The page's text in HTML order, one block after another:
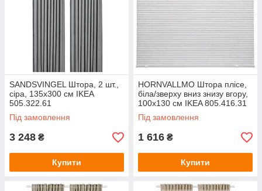
SANDSVINGEL Штора, 2 шт.,
сіра, 135х300 см IKEA
505.322.61
Під замовлення
3 248 ₴
Купити
HORNVALLMO Штора плісе,
біла/зверху вниз знизу вгору,
100x130 см IKEA 805.416.31
Під замовлення
1 616 ₴
Купити